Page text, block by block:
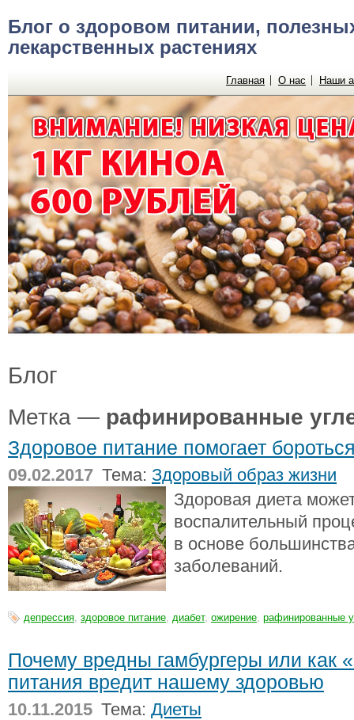
Блог о здоровом питании,
лекарственных растениях
Главная О нас Наши
Блог
Метка — рафинированные
Здоровое питание помогает
09.02.2017 Тема: Здоровый образ жизни
Здоровая диета
воспалительный
в основе
заболеваний.
депрессия, здоровое питание, диабет, ожирение, рафинированные
Почему вредны гамбургеры или как
питания вредит нашему здоровью
10.11.2015 Тема: Диеты